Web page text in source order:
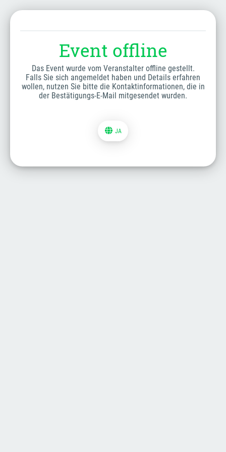
Event offline
Das Event wurde vom Veranstalter offline gestellt.
Falls Sie sich angemeldet haben und Details erfahren
wollen, nutzen Sie bitte die Kontaktinformationen, die in
der Bestätigungs-E-Mail mitgesendet wurden.
JA